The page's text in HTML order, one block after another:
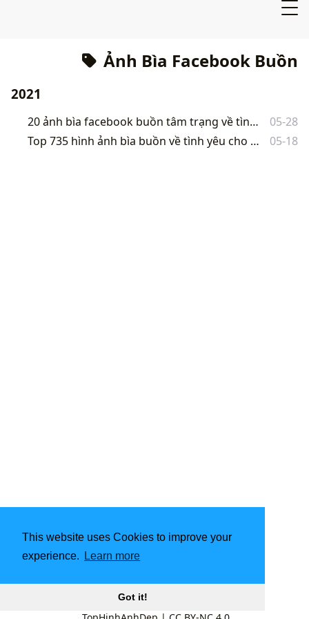
This website uses Cookies to improve your
experience.
Learn more
Got it!
Ảnh Bìa Facebook Buồn
2021
20 ảnh bìa facebook buồn tâm trạng về tình yêu không thể bỏ qua
05-28
Top 735 hình ảnh bìa buồn về tình yêu cho facebook tâm trạng 2021
05-18